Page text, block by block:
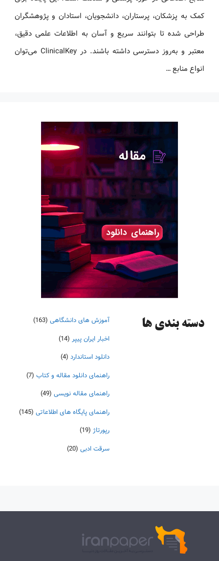
کمک به پزشکان، پرستاران، دانشجویان، استادان و پژوهشگران
طراحی شده تا بتوانند سریع و آسان به اطلاعات علمی دقیق،
معتبر و به‌روز دسترسی داشته باشند. در ClinicalKey می‌توان
انواع منابع …
دسته‌ بندی ها آموزش های دانشگاهی (163)
اخبار ایران پیپر (14)
دانلود استاندارد (4)
راهنمای دانلود مقاله و کتاب (7)
راهنمای مقاله نویسی (49)
راهنمای پایگاه های اطلاعاتی (145)
رپورتاژ (19)
سرقت ادبی (20)